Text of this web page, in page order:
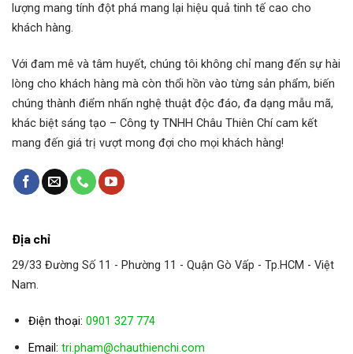
lượng mang tính đột phá mang lại hiệu quả tinh tế cao cho
khách hàng.
Với đam mê và tâm huyết, chúng tôi không chỉ mang đến sự hài
lòng cho khách hàng mà còn thổi hồn vào từng sản phẩm, biến
chúng thành điểm nhấn nghệ thuật độc đáo, đa dạng mẫu mã,
khác biệt sáng tạo – Công ty TNHH Châu Thiên Chí cam kết
mang đến giá trị vượt mong đợi cho mọi khách hàng!
Địa chỉ
29/33 Đường Số 11 - Phường 11 - Quận Gò Vấp - Tp.HCM - Việt
Nam.
Điện thoại: 0901 327 774
Email: tri.pham@chauthienchi.com